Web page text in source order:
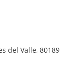
del Valle, 80189